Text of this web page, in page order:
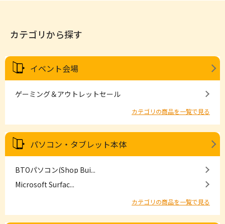
カテゴリから探す
イベント会場
ゲーミング＆アウトレットセール
カテゴリの商品を一覧で見る
パソコン・タブレット本体
BTOパソコン(Shop Bui...
Microsoft Surfac...
カテゴリの商品を一覧で見る